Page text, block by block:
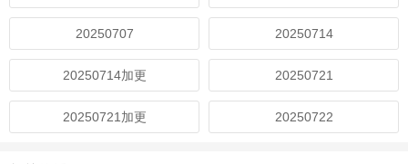
20250707 20250714
20250714加更 20250721
20250721加更 20250722